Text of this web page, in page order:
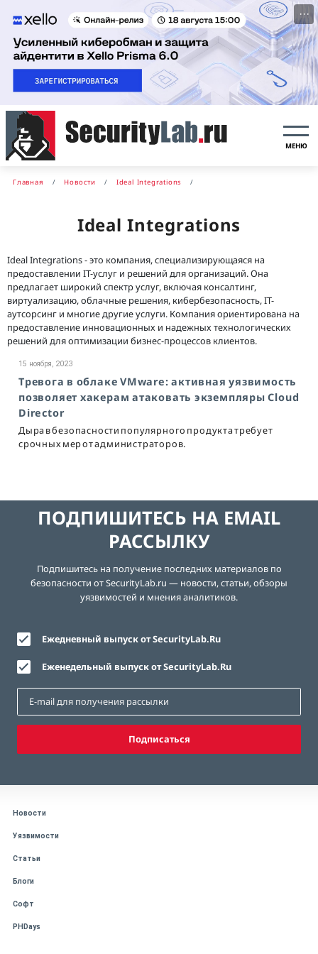
···
МЕНЮ
Главная Новости Ideal Integrations
Ideal Integrations
Ideal Integrations - это компания, специализирующаяся на
предоставлении IT-услуг и решений для организаций. Она
предлагает широкий спектр услуг, включая консалтинг,
виртуализацию, облачные решения, кибербезопасность, IT-
аутсорсинг и многие другие услуги. Компания ориентирована на
предоставление инновационных и надежных технологических
решений для оптимизации бизнес-процессов клиентов.
15 ноября, 2023
Тревога в облаке VMware: активная уязвимость
позволяет хакерам атаковать экземпляры Cloud
Director
Дыра в безопасности популярного продукта требует
срочных мер от администраторов.
ПОДПИШИТЕСЬ НА EMAIL
РАССЫЛКУ
Подпишитесь на получение последних материалов по
безопасности от SecurityLab.ru — новости, статьи, обзоры
уязвимостей и мнения аналитиков.
Ежедневный выпуск от SecurityLab.Ru
Еженедельный выпуск от SecurityLab.Ru
Подписаться
Новости
Уязвимости
Статьи
Блоги
Софт
PHDays